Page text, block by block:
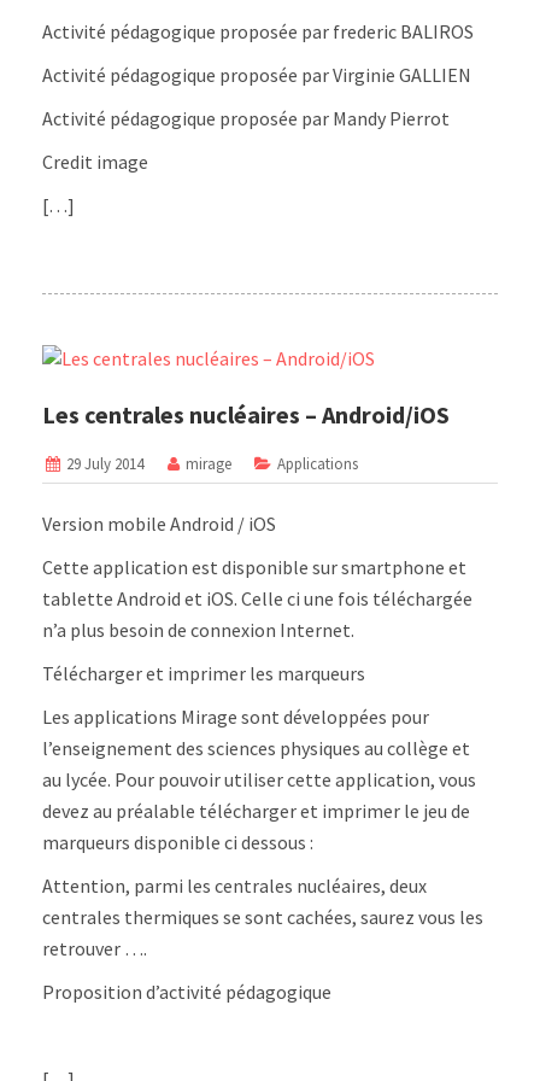
Activité pédagogique proposée par frederic BALIROS
Activité pédagogique proposée par Virginie GALLIEN
Activité pédagogique proposée par Mandy Pierrot
Credit image
[…]
Les centrales nucléaires – Android/iOS
29 July 2014 mirage Applications
Version mobile Android / iOS
Cette application est disponible sur smartphone et
tablette Android et iOS. Celle ci une fois téléchargée
n’a plus besoin de connexion Internet.
Télécharger et imprimer les marqueurs
Les applications Mirage sont développées pour
l’enseignement des sciences physiques au collège et
au lycée. Pour pouvoir utiliser cette application, vous
devez au préalable télécharger et imprimer le jeu de
marqueurs disponible ci dessous :
Attention, parmi les centrales nucléaires, deux
centrales thermiques se sont cachées, saurez vous les
retrouver ….
Proposition d’activité pédagogique